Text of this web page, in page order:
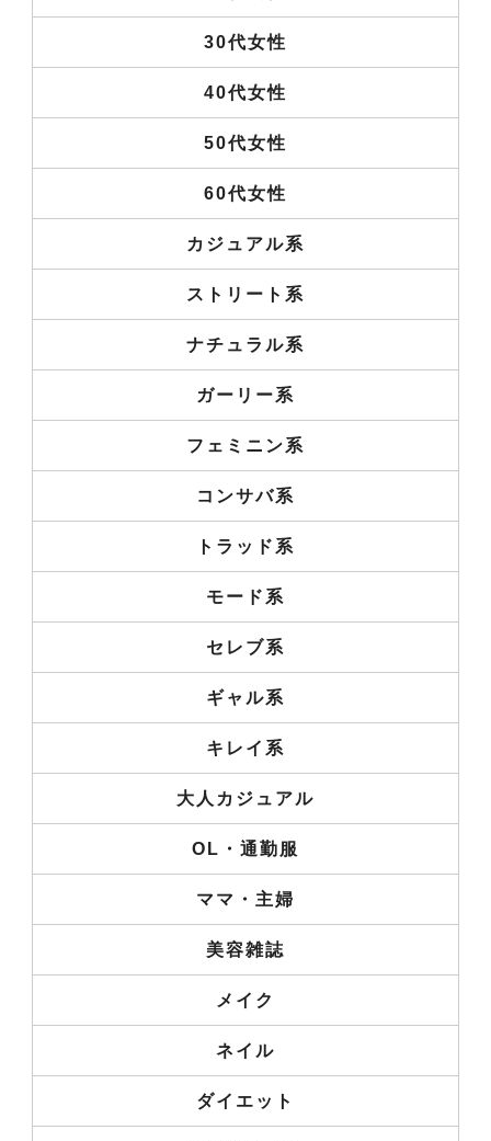
30代女性
40代女性
50代女性
60代女性
カジュアル系
ストリート系
ナチュラル系
ガーリー系
フェミニン系
コンサバ系
トラッド系
モード系
セレブ系
ギャル系
キレイ系
大人カジュアル
OL・通勤服
ママ・主婦
美容雑誌
メイク
ネイル
ダイエット